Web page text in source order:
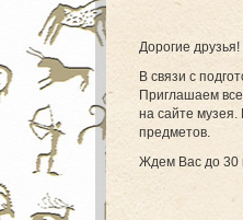
Дорогие друзья!
В связи с
Приглашаем
на сайте музея.
Ждем Вас до 30